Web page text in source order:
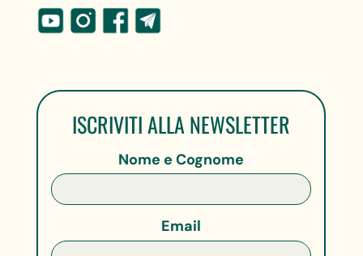
ISCRIVITI ALLA NEWSLETTER
Nome e Cognome
Email